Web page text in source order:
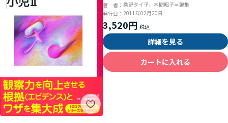
著 者： 桑野タイ子、本間昭子＝編集
発行日： 2011年02月20日
3,520円
詳細を見る
カートに入れる